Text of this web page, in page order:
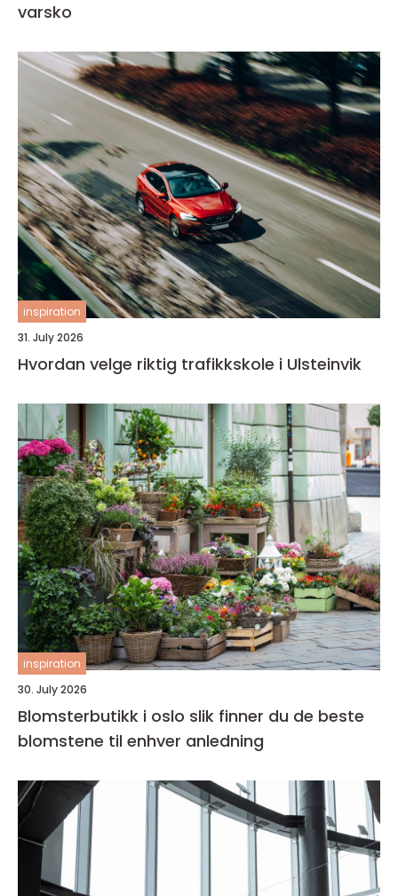
varsko
inspiration
31. July 2026
Hvordan velge riktig trafikkskole i Ulsteinvik
inspiration
30. July 2026
Blomsterbutikk i oslo slik finner du de beste
blomstene til enhver anledning